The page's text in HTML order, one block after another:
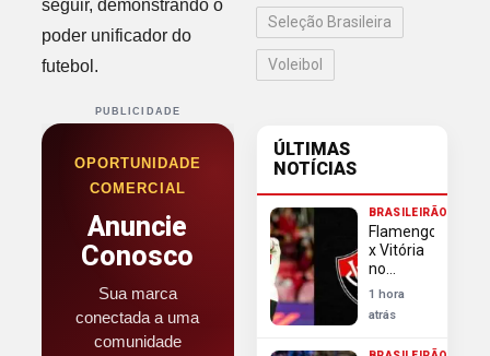
seguir, demonstrando o
poder unificador do
futebol.
PUBLICIDADE
OPORTUNIDADE
COMERCIAL
Anuncie
Conosco
Sua marca
conectada a uma
comunidade
Seleção Brasileira
Voleibol
ÚLTIMAS
NOTÍCIAS
BRASILEIRÃO
Flamengo
x Vitória
no
Brasileirão:
desfalques,
escalações
1 hora
atrás